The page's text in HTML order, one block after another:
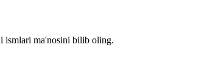
ismlari ma'nosini bilib oling.